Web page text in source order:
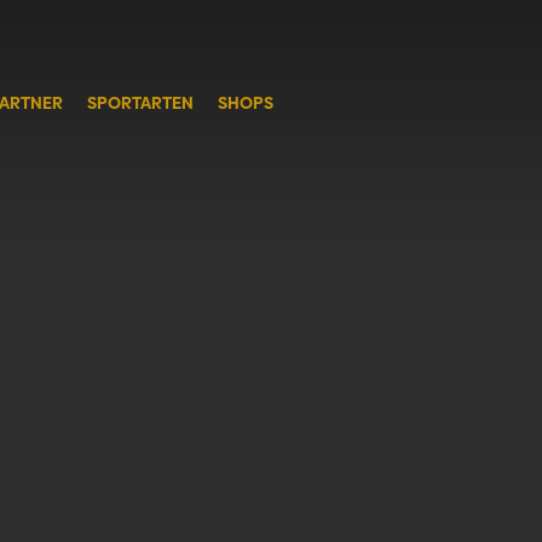
SPORTARTEN SHOPS